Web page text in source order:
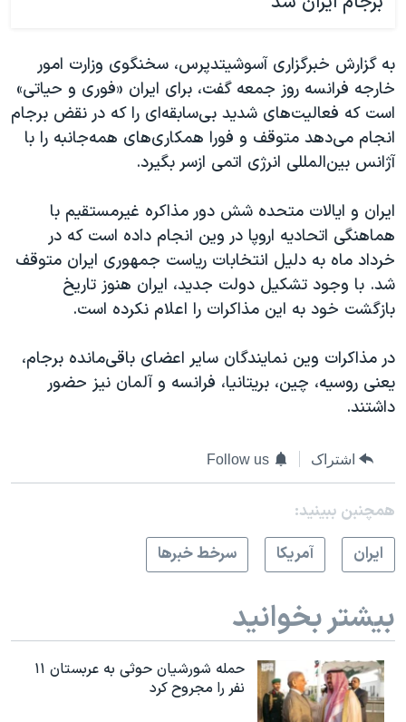
به گزارش خبرگزاری آسوشیتدپرس، سخنگوی وزارت امور
خارجه فرانسه روز جمعه گفت، برای ایران «فوری و حیاتی»
است که فعالیت‌های شدید بی‌سابقه‌ای را که در نقض برجام
انجام می‌دهد متوقف و فورا همکاری‌های همه‌جانبه را با
آژانس بین‌المللی انرژی اتمی ازسر بگیرد.
ایران و ایالات متحده شش دور مذاکره غیرمستقیم با
هماهنگی اتحادیه اروپا در وین انجام داده است که در
خرداد ماه به دلیل انتخابات ریاست جمهوری ایران متوقف
شد. با وجود تشکیل دولت جدید، ایران هنوز تاریخ
بازگشت خود به این مذاکرات را اعلام نکرده است.
در مذاکرات وین نمایندگان سایر اعضای باقی‌مانده برجام،
یعنی روسیه، چین، بریتانیا، فرانسه و آلمان نیز حضور
داشتند.
اشتراک Follow us
همچنبن ببینید:
ايران
آمريکا سرخط خبرها
بیشتر بخوانید
حمله شورشیان حوثی به عربستان ۱۱
نفر را مجروح کرد